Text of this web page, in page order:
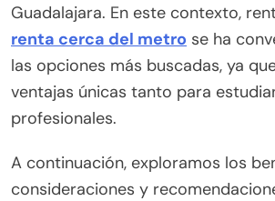
Guadalajara. En este contexto,
renta cerca del metro se ha
las opciones más buscadas, ya
ventajas únicas tanto para
profesionales.
A continuación, exploramos los
consideraciones y